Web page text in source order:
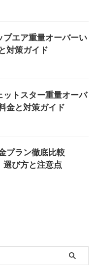
プエア重量オーバーい
対策ガイド
ットスター重量オーバ
金と対策ガイド
プラン徹底比較
選び方と注意点